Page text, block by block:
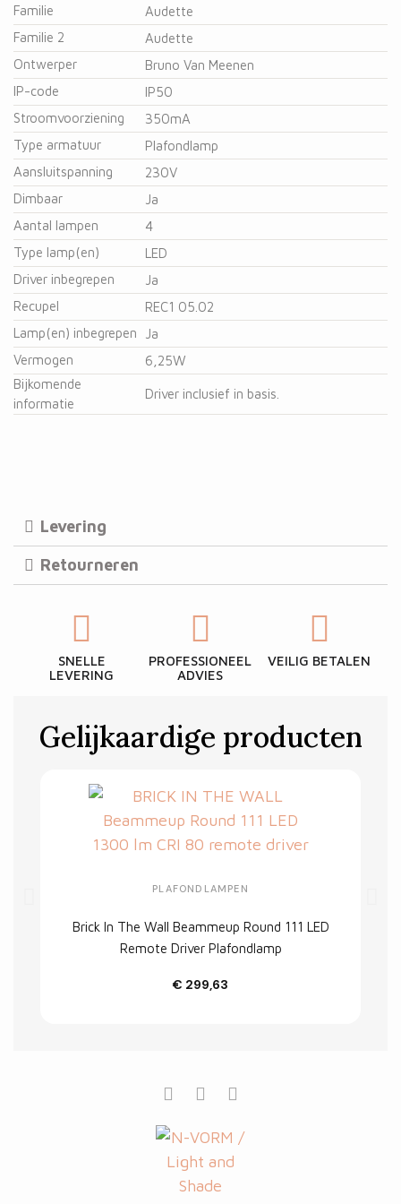
Familie
Audette
Familie 2
Audette
Ontwerper
Bruno Van Meenen
IP-code
IP50
Stroomvoorziening
350mA
Type armatuur
Plafondlamp
Aansluitspanning
230V
Dimbaar
Ja
Aantal lampen
4
Type lamp(en)
LED
Driver inbegrepen
Ja
Recupel
REC1 05.02
Lamp(en) inbegrepen
Ja
Vermogen
6,25W
Bijkomende
informatie
Driver inclusief in basis.
Levering
Retourneren
SNELLE
LEVERING
PROFESSIONEEL
ADVIES
VEILIG BETALEN
Gelijkaardige producten
PLAFONDLAMPEN
Brick In The Wall Beammeup Round 111 LED
Remote Driver Plafondlamp
€ 299,63
Customize